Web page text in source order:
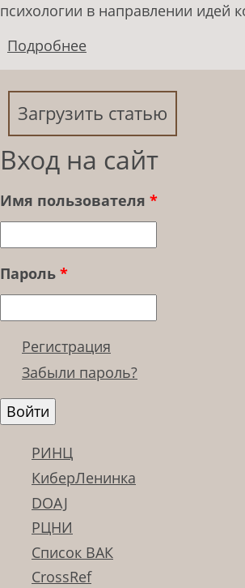
психологии в направлении идей
Подробнее
подготовки
Загрузить статью
Вход на сайт
Имя пользователя *
Пароль *
Регистрация
Забыли пароль?
РИНЦ
КиберЛенинка
DOAJ
РЦНИ
Список ВАК
CrossRef